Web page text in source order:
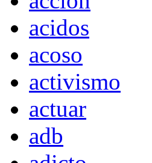
acidos
acoso
activismo
actuar
adb